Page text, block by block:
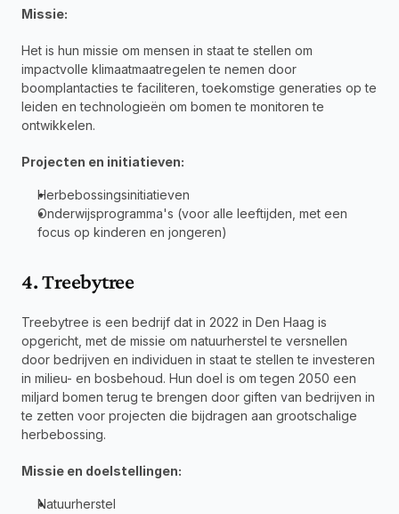
Missie:
Het is hun missie om mensen in staat te stellen om
impactvolle klimaatmaatregelen te nemen door
boomplantacties te faciliteren, toekomstige generaties op te
leiden en technologieën om bomen te monitoren te
ontwikkelen.
Projecten en initiatieven:
Herbebossingsinitiatieven
Onderwijsprogramma's (voor alle leeftijden, met een
focus op kinderen en jongeren)
4. Treebytree
Treebytree is een bedrijf dat in 2022 in Den Haag is
opgericht, met de missie om natuurherstel te versnellen
door bedrijven en individuen in staat te stellen te investeren
in milieu- en bosbehoud. Hun doel is om tegen 2050 een
miljard bomen terug te brengen door giften van bedrijven in
te zetten voor projecten die bijdragen aan grootschalige
herbebossing.
Missie en doelstellingen:
Natuurherstel